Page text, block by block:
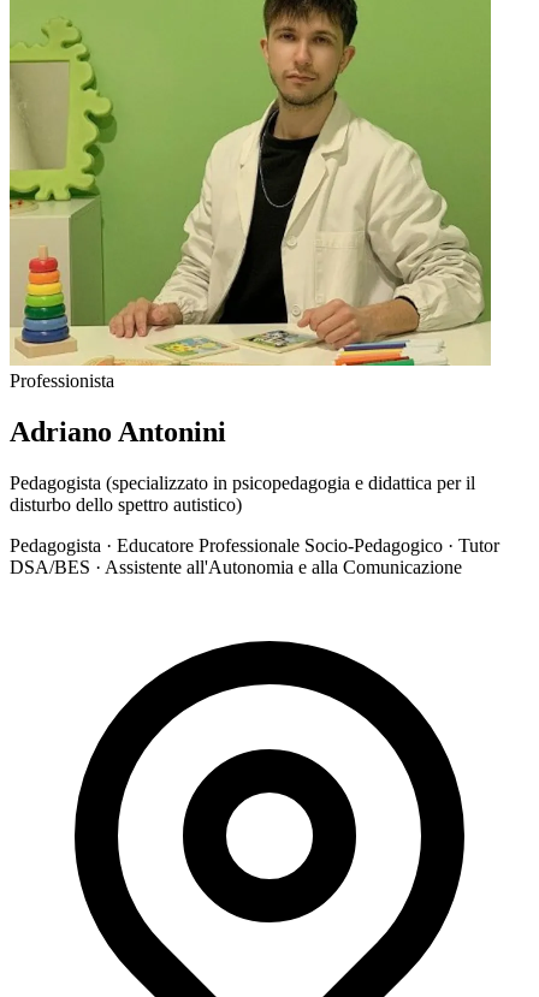
Professionista
Adriano Antonini
Pedagogista (specializzato in psicopedagogia e didattica per il
disturbo dello spettro autistico)
Pedagogista · Educatore Professionale Socio-Pedagogico · Tutor
DSA/BES · Assistente all'Autonomia e alla Comunicazione